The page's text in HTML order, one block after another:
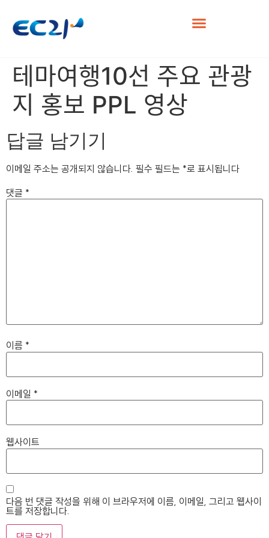
테마여행10선 주요 관광
지 홍보 PPL 영상
답글 남기기
이메일 주소는 공개되지 않습니다. 필수 필드는 *로 표시됩니다
댓글 *
이름 *
이메일 *
웹사이트
다음 번 댓글 작성을 위해 이 브라우저에 이름, 이메일, 그리고 웹사이
트를 저장합니다.